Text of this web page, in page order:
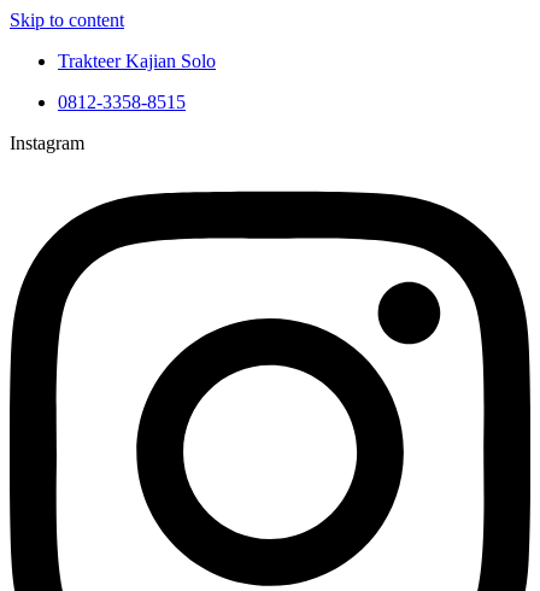
Skip to content
Trakteer Kajian Solo
0812-3358-8515
Instagram